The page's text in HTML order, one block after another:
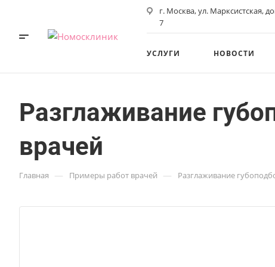
г. Москва, ул. Марксистская,
7
УСЛУГИ НОВОСТИ
Разглаживание
врачей
Главная — Примеры работ врачей — Разглаживание